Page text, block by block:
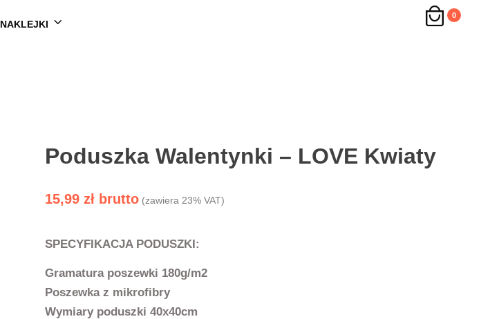
NAKLEJKI
0
Poduszka Walentynki – LOVE Kwiaty
15,99 zł (zawiera 23% VAT)
SPECYFIKACJA PODUSZKI:
Gramatura poszewki 180g/m2
Poszewka z mikrofibry
Wymiary poduszki 40x40cm